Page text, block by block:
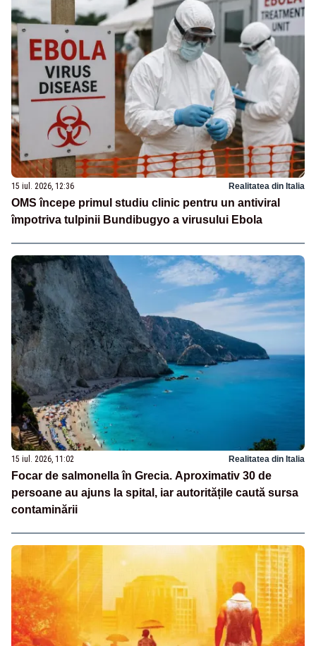
15 iul. 2026, 12:36 Realitatea din Italia
OMS începe primul studiu clinic pentru un antiviral
împotriva tulpinii Bundibugyo a virusului Ebola
15 iul. 2026, 11:02 Realitatea din Italia
Focar de salmonella în Grecia. Aproximativ 30 de
persoane au ajuns la spital, iar autoritățile caută sursa
contaminării